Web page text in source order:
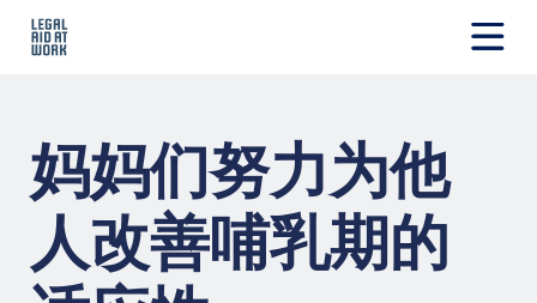
Work
妈妈们努力为他
人改善哺乳期的